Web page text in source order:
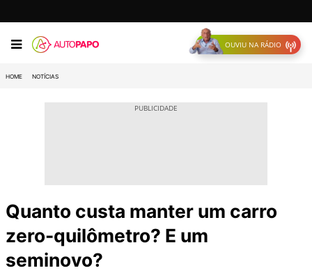
OUVIU NA RÁDIO
HOME NOTÍCIAS
Quanto custa manter um carro
zero-quilômetro? E um
seminovo?